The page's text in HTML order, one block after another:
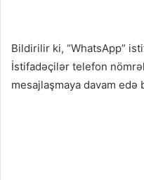
Bildirilir ki, “WhatsApp”
İstifadəçilər telefon
mesajlaşmaya davam edə